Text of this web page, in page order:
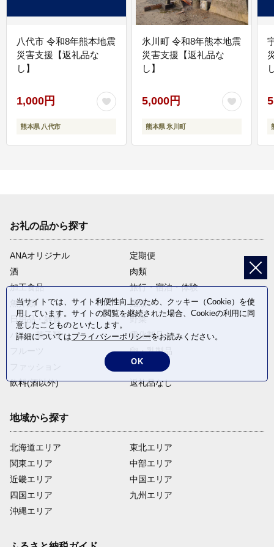
八代市 令和8年熊本地震
災害支援【返礼品な
し】
1,000円
熊本県 八代市
氷川町 令和8年熊本地震
災害支援【返礼品な
し】
5,000円
熊本県 氷川町
お礼の品から探す
ANAオリジナル
定期便
酒
肉類
加工食品
旅行・宿泊・体験
魚介類
麺類
日用品・雑貨
野菜
パン・菓子類
電化製品
卵・乳製品
米・穀物
飲料(酒以外)
返礼品なし
地域から探す
北海道エリア
関東エリア
近畿エリア
四国エリア
沖縄エリア
東北エリア
中部エリア
中国エリア
九州エリア
当サイトでは、サイト利便性向上のため、クッキー（Cookie）を使
用しています。サイトの閲覧を継続された場合、Cookieの利用に同
意したことものといたします。
詳細についてはプライバシーポリシーをお読みください。
OK